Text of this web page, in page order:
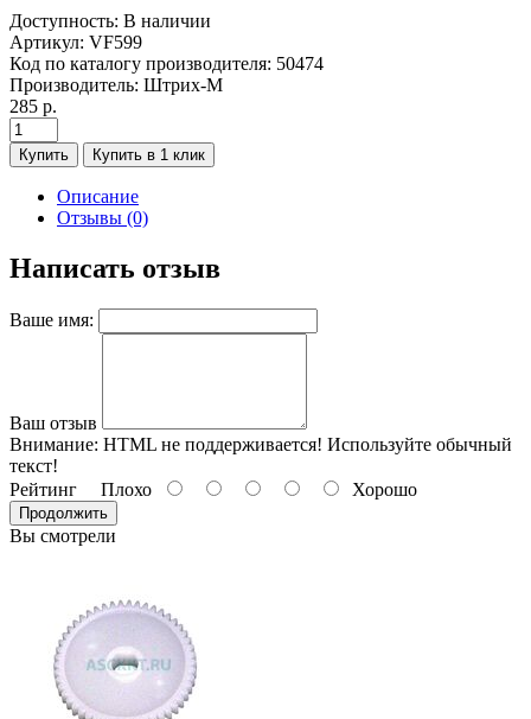
Доступность: В наличии
Артикул: VF599
Код по каталогу производителя: 50474
Производитель: Штрих-М
285 р.
Купить Купить в 1 клик
Описание
Отзывы (0)
Написать отзыв
Ваше имя:
Ваш отзыв
Внимание: HTML не поддерживается! Используйте обычный
текст!
Рейтинг Плохо Хорошо
Продолжить
Вы смотрели